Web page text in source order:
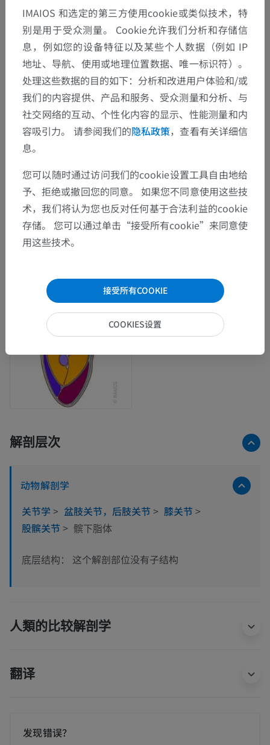
解剖层次
动物解剖学
关节学 > 盆肢关节，后肢关节 > 膝关节 >
股髌关节 > 髌下脂体
底层结构： 这个解剖部位没有子结构
人類的比较解剖学
翻译
发现错误？
IMAIOS 和选定的第三方使用cookie或类似技术，特
别是用于受众测量。 Cookie允许我们分析和存储信
息，例如您的设备特征以及某些个人数据（例如 IP
地址、导航、使用或地理位置数据、唯一标识符）。
处理这些数据的目的如下：分析和改进用户体验和/或
我们的内容提供、产品和服务、受众测量和分析、与
社交网络的互动、个性化内容的显示、性能测量和内
容吸引力。 请参阅我们的隐私政策，查看有关详细信
息。
您可以随时通过访问我们的cookie设置工具自由地给
予、拒绝或撤回您的同意。 如果您不同意使用这些技
术，我们将认为您也反对任何基于合法利益的cookie
存储。 您可以通过单击“接受所有cookie”来同意使
用这些技术。
接受所有COOKIE
COOKIES设置